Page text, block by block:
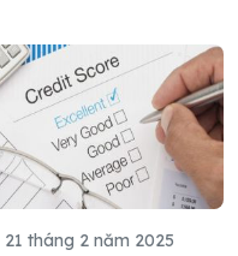
21 tháng 2 năm 2025